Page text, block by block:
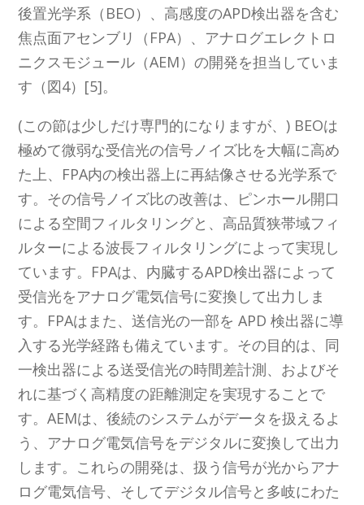
後置光学系（BEO）、高感度のAPD検出器を含む
焦点面アセンブリ（FPA）、アナログエレクトロ
ニクスモジュール（AEM）の開発を担当していま
す（図4）[5]。
(この節は少しだけ専門的になりますが、) BEOは
極めて微弱な受信光の信号ノイズ比を大幅に高め
た上、FPA内の検出器上に再結像させる光学系で
す。その信号ノイズ比の改善は、ピンホール開口
による空間フィルタリングと、高品質狭帯域フィ
ルターによる波長フィルタリングによって実現し
ています。FPAは、内臓するAPD検出器によって
受信光をアナログ電気信号に変換して出力しま
す。FPAはまた、送信光の一部を APD 検出器に導
入する光学経路も備えています。その目的は、同
一検出器による送受信光の時間差計測、およびそ
れに基づく高精度の距離測定を実現することで
す。AEMは、後続のシステムがデータを扱えるよ
う、アナログ電気信号をデジタルに変換して出力
します。これらの開発は、扱う信号が光からアナ
ログ電気信号、そしてデジタル信号と多岐にわた